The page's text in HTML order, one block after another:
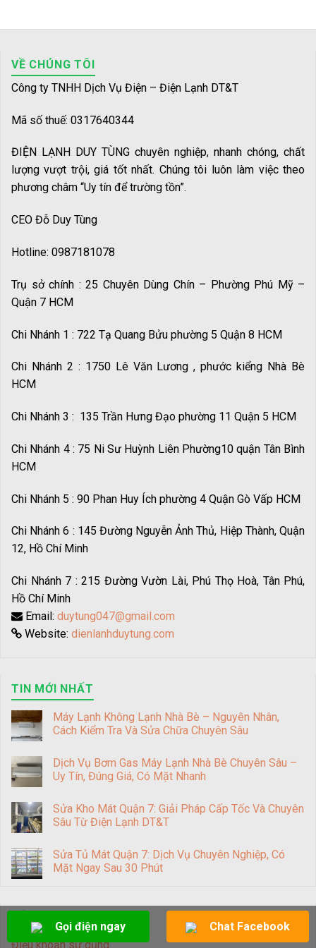
VỀ CHÚNG TÔI
Công ty TNHH Dịch Vụ Điện – Điện Lạnh DT&T
Mã số thuế: 0317640344
ĐIỆN LẠNH DUY TÙNG chuyên nghiệp, nhanh chóng, chất
lượng vượt trội, giá tốt nhất. Chúng tôi luôn làm việc theo
phương châm “Uy tín để trường tồn”.
CEO Đỗ Duy Tùng
Hotline: 0987181078
Trụ sở chính : 25 Chuyên Dùng Chín – Phường Phú Mỹ –
Quận 7 HCM
Chi Nhánh 1 : 722 Tạ Quang Bửu phường 5 Quận 8 HCM
Chi Nhánh 2 : 1750 Lê Văn Lương , phước kiểng Nhà Bè
HCM
Chi Nhánh 3 : 135 Trần Hưng Đạo phường 11 Quận 5 HCM
Chi Nhánh 4 : 75 Ni Sư Huỳnh Liên Phường10 quận Tân Bình
HCM
Chi Nhánh 5 : 90 Phan Huy Ích phường 4 Quận Gò Vấp HCM
Chi Nhánh 6 : 145 Đường Nguyễn Ảnh Thủ, Hiệp Thành, Quận
12, Hồ Chí Minh
Chi Nhánh 7 : 215 Đường Vườn Lài, Phú Thọ Hoà, Tân Phú,
Hồ Chí Minh
Email: duytung047@gmail.com
Website: dienlanhduytung.com
TIN MỚI NHẤT
Máy Lạnh Không Lạnh Nhà Bè – Nguyên Nhân,
Cách Kiểm Tra Và Sửa Chữa Chuyên Sâu
Dịch Vụ Bơm Gas Máy Lạnh Nhà Bè Chuyên Sâu –
Uy Tín, Đúng Giá, Có Mặt Nhanh
Sửa Kho Mát Quận 7: Giải Pháp Cấp Tốc Và Chuyên
Sâu Từ Điện Lạnh DT&T
Sửa Tủ Mát Quận 7: Dịch Vụ Chuyên Nghiệp, Có
Mặt Ngay Sau 30 Phút
Điều khoản sử dụng
Chat Facebook
Gọi điện ngay